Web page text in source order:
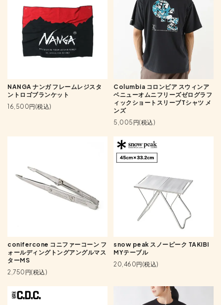
NANGA ナンガ フレームレジスタ
ントロゴブランケット
16,500円(税込)
Columbia コロンビア スウィンア
ベニューオムニフリーズゼログラフ
ィックショートスリーブTシャツ メ
ンズ
5,005円(税込)
conifercone コニファーコーン フ
ォールディングトングアングルマス
ターMS
2,750円(税込)
snow peak スノーピーク TAKIBI
MYテーブル
20,460円(税込)